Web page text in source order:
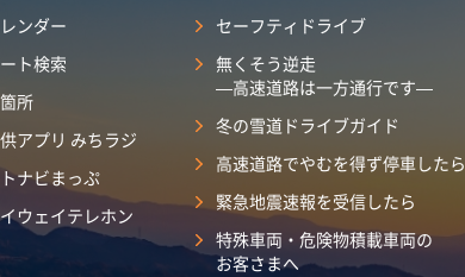
ンダー
ト検索
所
アプリ みちラジ
ナビまっぷ
ウェイテレホン
セーフティドライブ
無くそう逆走
―高速道路は一方通行です―
冬の雪道ドライブガイド
高速道路でやむを得ず停車したら
緊急地震速報を受信したら
特殊車両・危険物積載車両の
お客さまへ